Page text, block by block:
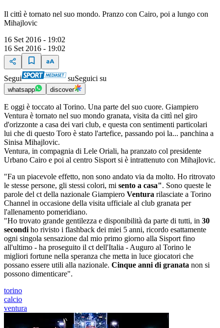
Il cittì è tornato nel suo mondo. Pranzo con Cairo, poi a lungo con
Mihajlovic
16 Set 2016 - 19:02
16 Set 2016 - 19:02
Segui suSeguici su
whatsapp discover
E oggi è toccato al Torino. Una parte del suo cuore. Giampiero
Ventura è tornato nel suo mondo granata, visita da cittì nel giro
d'orizzonte a casa dei vari club, e questa con sentimenti particolari
lui che di questo Toro è stato l'artefice, passando poi la... panchina a
Sinisa Mihajlovic.
Ventura, in compagnia di Lele Oriali, ha pranzato col presidente
Urbano Cairo e poi al centro Sisport si è intrattenuto con Mihajlovic.
"Fa un piacevole effetto, non sono andato via da molto. Ho ritrovato
le stesse persone, gli stessi colori, mi sento a casa". Sono queste le
parole del ct della nazionale Giampiero Ventura rilasciate a Torino
Channel in occasione della visita ufficiale al club granata per
l'allenamento pomeridiano.
"Ho trovato grande gentilezza e disponibilità da parte di tutti, in 30
secondi ho rivisto i flashback dei miei 5 anni, ricordo esattamente
ogni singola sensazione dal mio primo giorno alla Sisport fino
all'ultimo - ha proseguito il ct dell'Italia - Auguro al Torino le
migliori fortune nella speranza che metta in luce giocatori che
possano essere utili alla nazionale. Cinque anni di granata non si
possono dimenticare".
torino
calcio
ventura